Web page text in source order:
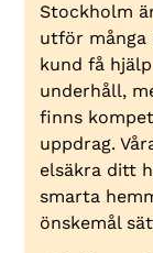
Stockholm
utför många
kund få
underhåll,
finns
uppdrag.
elsäkra ditt
smarta
önskemål